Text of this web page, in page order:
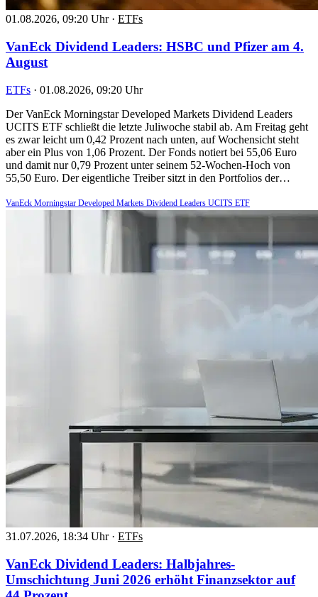
01.08.2026, 09:20 Uhr · ETFs
VanEck Dividend Leaders: HSBC und Pfizer am 4.
August
ETFs · 01.08.2026, 09:20 Uhr
Der VanEck Morningstar Developed Markets Dividend Leaders
UCITS ETF schließt die letzte Juliwoche stabil ab. Am Freitag geht
es zwar leicht um 0,42 Prozent nach unten, auf Wochensicht steht
aber ein Plus von 1,06 Prozent. Der Fonds notiert bei 55,06 Euro
und damit nur 0,79 Prozent unter seinem 52-Wochen-Hoch von
55,50 Euro. Der eigentliche Treiber sitzt in den Portfolios der…
VanEck Morningstar Developed Markets Dividend Leaders UCITS ETF
31.07.2026, 18:34 Uhr · ETFs
VanEck Dividend Leaders: Halbjahres-
Umschichtung Juni 2026 erhöht Finanzsektor auf